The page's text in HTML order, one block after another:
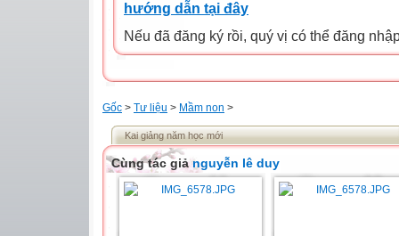
hướng dẫn tại đây
Nếu đã đăng ký rồi, quý vị có thể đăng
Gốc > Tư liệu > Mầm non >
Kai giảng năm học mới
Cùng tác giảnguyễn lê duy